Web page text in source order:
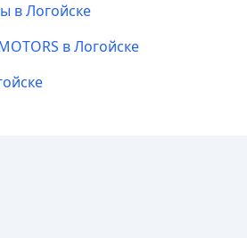
в Логойске
в Логойске